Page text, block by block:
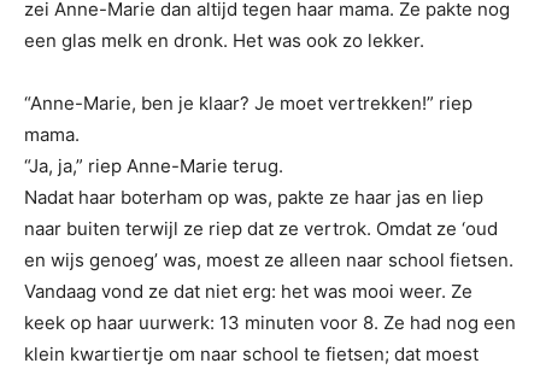
zei Anne-Marie dan altijd tegen haar mama. Ze pakte nog
een glas melk en dronk. Het was ook zo lekker.
“Anne-Marie, ben je klaar? Je moet vertrekken!” riep
mama.
“Ja, ja,” riep Anne-Marie terug.
Nadat haar boterham op was, pakte ze haar jas en liep
naar buiten terwijl ze riep dat ze vertrok. Omdat ze ‘oud
en wijs genoeg’ was, moest ze alleen naar school fietsen.
Vandaag vond ze dat niet erg: het was mooi weer. Ze
keek op haar uurwerk: 13 minuten voor 8. Ze had nog een
klein kwartiertje om naar school te fietsen; dat moest